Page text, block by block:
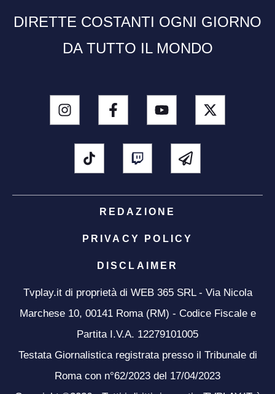
DIRETTE COSTANTI OGNI GIORNO
DA TUTTO IL MONDO
REDAZIONE
PRIVACY POLICY
DISCLAIMER
Tvplay.it di proprietà di WEB 365 SRL - Via Nicola
Marchese 10, 00141 Roma (RM) - Codice Fiscale e
Partita I.V.A. 12279101005
Testata Giornalistica registrata presso il Tribunale di
Roma con n°62/2023 del 17/04/2023